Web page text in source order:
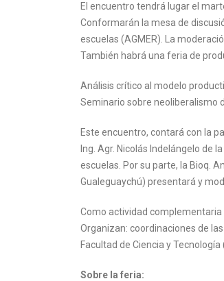
El encuentro tendrá lugar el
Conformarán la mesa de
escuelas (AGMER). La
También habrá una feria de
Análisis crítico al modelo
Seminario sobre neoliberalismo
Este encuentro, contará con la
Ing. Agr. Nicolás Indelángelo de
escuelas. Por su parte, la Bioq.
Gualeguaychú) presentará y
Como actividad complementaria
Organizan: coordinaciones de
Facultad de Ciencia y
Sobre la feria: